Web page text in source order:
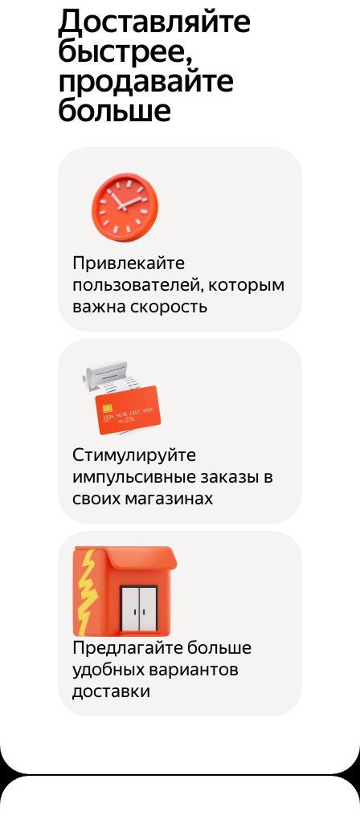
Доставляйте
быстрее,
продавайте
больше
Привлекайте
пользователей, которым
важна скорость
Стимулируйте
импульсивные заказы в
своих магазинах
Предлагайте больше
удобных вариантов
доставки